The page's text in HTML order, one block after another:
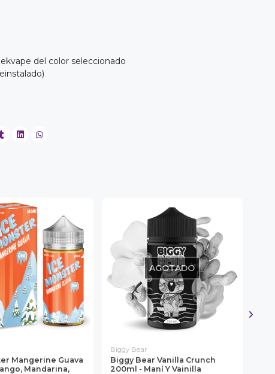
del color seleccionado
Mangerine Guava
Mandarina,
AGOTADO
Biggy Bear
Biggy Bear Vanilla Crunch
200ml - Maní Y Vainilla